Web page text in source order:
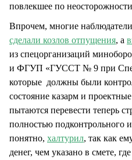
повлекшее по
Впрочем, многие
сделали козлов отпущения, а
из спецорганизаций
и ФГУП «ГУССТ № 9 при
которые должны были
состояние казарм и
пытаются перевести
полностью
понятно, халтурил, так как
денег, чем указано в смете,